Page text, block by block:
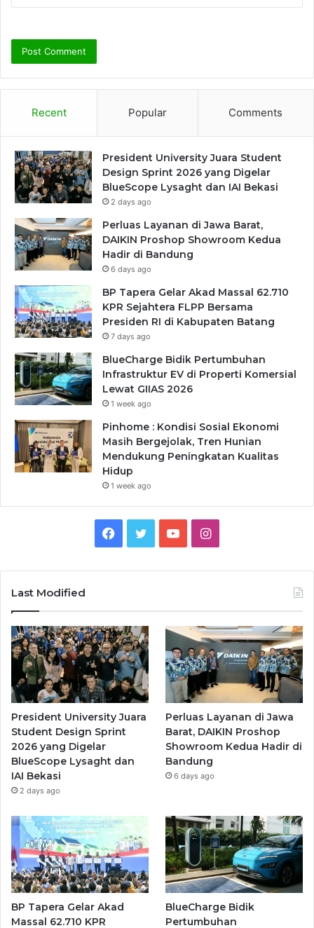
Recent Popular Comments
President University Juara Student
Design Sprint 2026 yang Digelar
BlueScope Lysaght dan IAI Bekasi
2 days ago
Perluas Layanan di Jawa Barat,
DAIKIN Proshop Showroom Kedua
Hadir di Bandung
6 days ago
BP Tapera Gelar Akad Massal 62.710
KPR Sejahtera FLPP Bersama
Presiden RI di Kabupaten Batang
7 days ago
BlueCharge Bidik Pertumbuhan
Infrastruktur EV di Properti Komersial
Lewat GIIAS 2026
1 week ago
Pinhome : Kondisi Sosial Ekonomi
Masih Bergejolak, Tren Hunian
Mendukung Peningkatan Kualitas
Hidup
1 week ago
Facebook
TwitterYouTubeInstagram
Last Modified
President University Juara
Student Design Sprint
2026 yang Digelar
BlueScope Lysaght dan
IAI Bekasi
2 days ago
Perluas Layanan di Jawa
Barat, DAIKIN Proshop
Showroom Kedua Hadir di
Bandung
6 days ago
BP Tapera Gelar Akad
Massal 62.710 KPR
BlueCharge Bidik
Pertumbuhan